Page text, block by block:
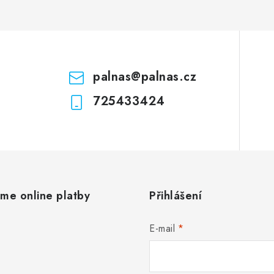
palnas@palnas.cz
725433424
online platby Přihlášení
E-mail